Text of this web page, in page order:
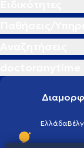
Ελλάδα